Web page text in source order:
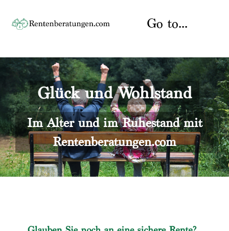
content
Go to...
Startseite
Rente
Rentenberater
Rentenversicherung
Versicherungsberatung
Über uns
Kontakt
Glück und Wohlstand
Im Alter und im Ruhestand mit
Rentenberatungen.com